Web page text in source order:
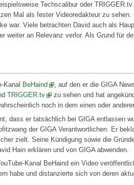
Techscalibur oder
Mal als fester Videoredakteur zu
war. Viele betrachten David auch als
weiter an Relevanz verlor. Als Grund für
Kanal BeHaind
, auf den er die GIGA
TRIGGER.tv zu sehen und hat
noch in dem einen oder
dass er tatsächlich bei GIGA entlassen
der GIGA Verantwortlichen. Er
zielt. Seine Kündigung sowie die
Hain erklären und von GIGA abwenden.
Kanal BeHaind ein Video
habe und distanzierte sich von deren